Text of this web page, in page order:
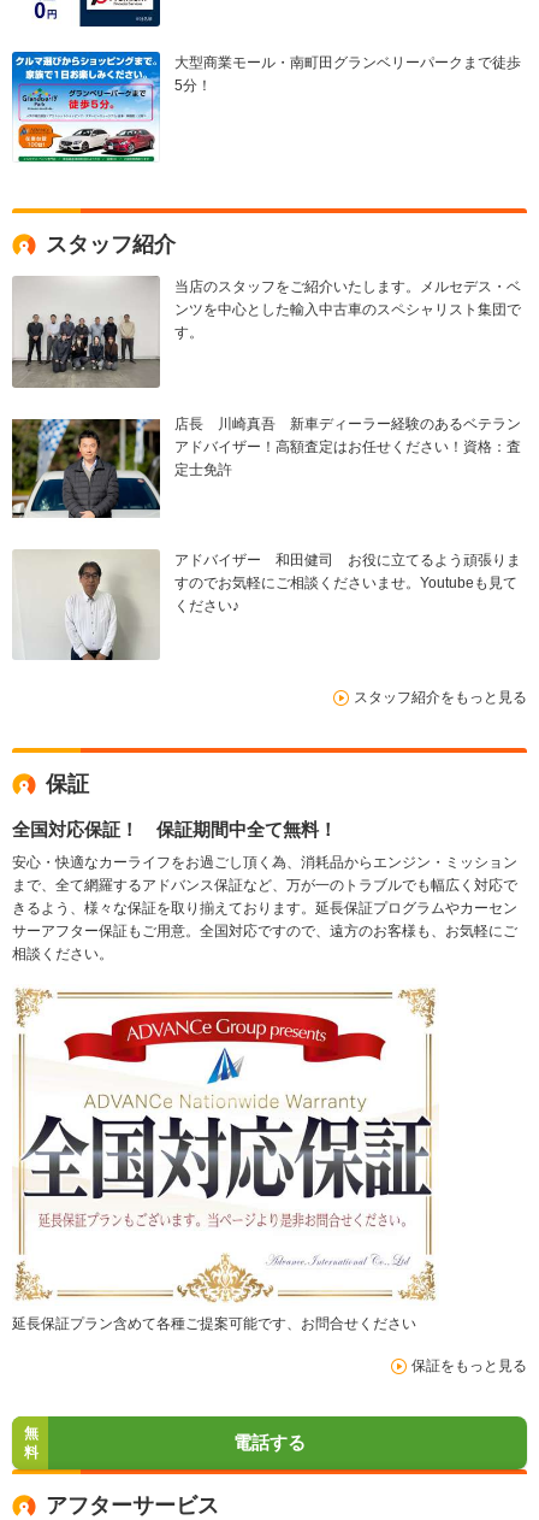
大型商業モール・南町田グランベリーパークまで徒歩
5分！
スタッフ紹介
当店のスタッフをご紹介いたします。メルセデス・ベ
ンツを中心とした輸入中古車のスペシャリスト集団で
す。
店長 川崎真吾 新車ディーラー経験のあるベテラン
アドバイザー！高額査定はお任せください！資格：査
定士免許
アドバイザー 和田健司 お役に立てるよう頑張りま
すのでお気軽にご相談くださいませ。Youtubeも見て
ください♪
スタッフ紹介をもっと見る
保証
全国対応保証！ 保証期間中全て無料！
安心・快適なカーライフをお過ごし頂く為、消耗品からエンジン・ミッション
まで、全て網羅するアドバンス保証など、万が一のトラブルでも幅広く対応で
きるよう、様々な保証を取り揃えております。延長保証プログラムやカーセン
サーアフター保証もご用意。全国対応ですので、遠方のお客様も、お気軽にご
相談ください。
延長保証プラン含めて各種ご提案可能です、お問合せください
保証をもっと見る
無
料
電話する
アフターサービス